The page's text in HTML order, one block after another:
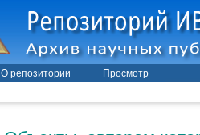
О репозитории Просмотр